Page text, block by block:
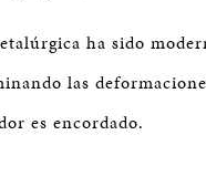
ha sido
las
es encordado.